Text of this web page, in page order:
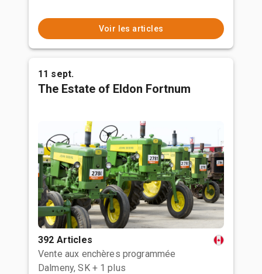
Voir les articles
11 sept.
The Estate of Eldon Fortnum
392 Articles
Vente aux enchères programmée
Dalmeny, SK + 1 plus